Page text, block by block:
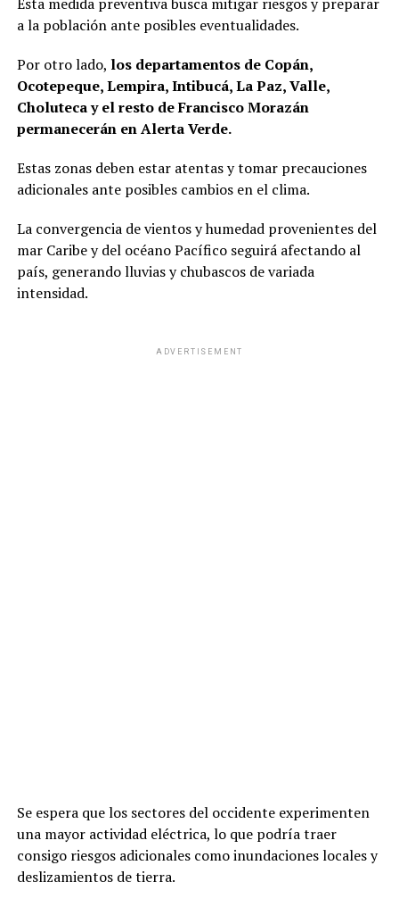
a la población ante posibles eventualidades.
Por otro lado, los departamentos de Copán,
Ocotepeque, Lempira, Intibucá, La Paz, Valle,
Choluteca y el resto de Francisco Morazán
permanecerán en Alerta Verde.
Estas zonas deben estar atentas y tomar precauciones
adicionales ante posibles cambios en el clima.
La convergencia de vientos y humedad provenientes del
mar Caribe y del océano Pacífico seguirá afectando al
país, generando lluvias y chubascos de variada
intensidad.
ADVERTISEMENT
Se espera que los sectores del occidente experimenten
una mayor actividad eléctrica, lo que podría traer
consigo riesgos adicionales como inundaciones locales y
deslizamientos de tierra.